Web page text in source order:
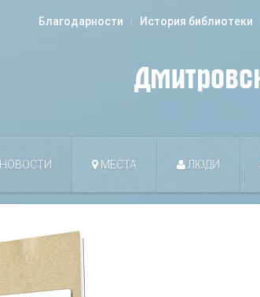
Благодарности История библиотеки
НОВОСТИ МЕСТА ЛЮДИ